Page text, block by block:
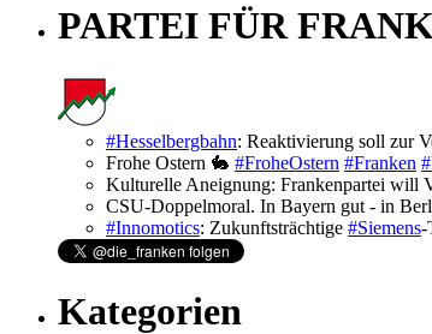
PARTEI FÜR
#Hesselbergbahn: Reaktivierung soll zur
Frohe Ostern 🐇 #FroheOstern #Franken
Kulturelle Aneignung: Frankenpartei will
CSU-Doppelmoral. In Bayern gut - in
#Innomotics: Zukunftsträchtige #Siemens-
Kategorien